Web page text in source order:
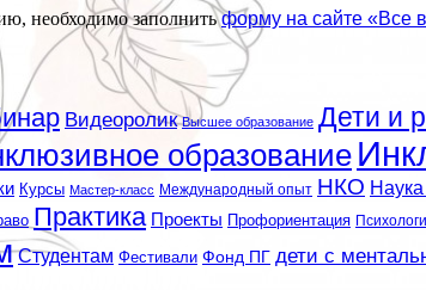
необходимо заполнитьформу на сайте «Все
Видеоролик Высшее образование Дети и
образование
Курсы Мастер-класс Международный опыт НКО
Практика Проекты Профориентация
Студентам Фестивали Фонд ПГ дети с